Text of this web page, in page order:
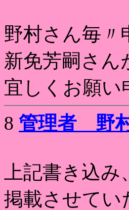
野村さん毎〃
新免芳嗣さん
宜しくお願い
8 管理者 野
上記書き込
掲載させてい